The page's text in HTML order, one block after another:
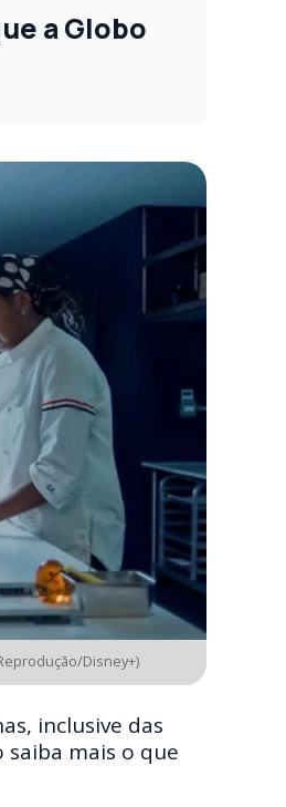
a Globo
Disney+)
inclusive das
saiba mais o que